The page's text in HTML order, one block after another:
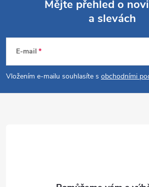
p
a
Mějte přehled o
a slevách
E-mail
Vložením e-mailu souhlasíte s obchodními